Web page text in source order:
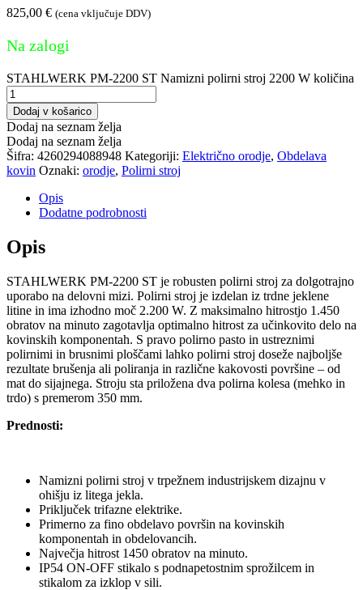
825,00 € (cena vključuje DDV)
Na zalogi
STAHLWERK PM-2200 ST Namizni polirni stroj 2200 W količina
Dodaj v košarico
Dodaj na seznam želja
Dodaj na seznam želja
Šifra: 4260294088948 Kategoriji: Električno orodje, Obdelava
kovin Oznaki: orodje, Polirni stroj
Opis
Dodatne podrobnosti
Opis
STAHLWERK PM-2200 ST je robusten polirni stroj za dolgotrajno
uporabo na delovni mizi. Polirni stroj je izdelan iz trdne jeklene
litine in ima izhodno moč 2.200 W. Z maksimalno hitrostjo 1.450
obratov na minuto zagotavlja optimalno hitrost za učinkovito delo na
kovinskih komponentah. S pravo polirno pasto in ustreznimi
polirnimi in brusnimi ploščami lahko polirni stroj doseže najboljše
rezultate brušenja ali poliranja in različne kakovosti površine – od
mat do sijajnega. Stroju sta priložena dva polirna kolesa (mehko in
trdo) s premerom 350 mm.
Prednosti:
Namizni polirni stroj v trpežnem industrijskem dizajnu v
ohišju iz litega jekla.
Priključek trifazne elektrike.
Primerno za fino obdelavo površin na kovinskih
komponentah in obdelovancih.
Največja hitrost 1450 obratov na minuto.
IP54 ON-OFF stikalo s podnapetostnim sprožilcem in
stikalom za izklop v sili.